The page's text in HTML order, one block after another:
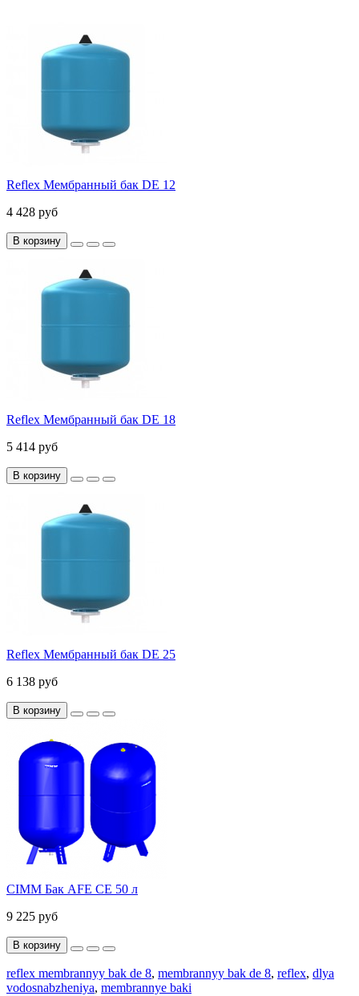
Reflex Мембранный бак DE 12
4 428 руб
В корзину
Reflex Мембранный бак DE 18
5 414 руб
В корзину
Reflex Мембранный бак DE 25
6 138 руб
В корзину
CIMM Бак AFE CE 50 л
9 225 руб
В корзину
reflex membrannyy bak de 8, membrannyy bak de 8, reflex, dlya
vodosnabzheniya, membrannye baki